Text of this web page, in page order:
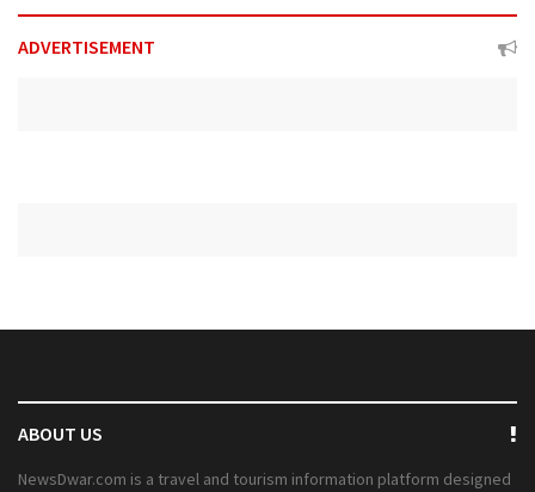
ADVERTISEMENT
ABOUT US
NewsDwar.com is a travel and tourism information platform designed